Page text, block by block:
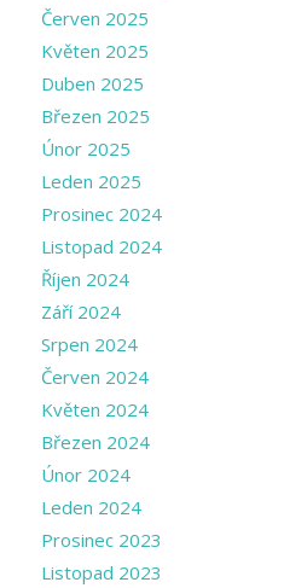
Červen 2025
Květen 2025
Duben 2025
Březen 2025
Únor 2025
Leden 2025
Prosinec 2024
Listopad 2024
Říjen 2024
Září 2024
Srpen 2024
Červen 2024
Květen 2024
Březen 2024
Únor 2024
Leden 2024
Prosinec 2023
Listopad 2023